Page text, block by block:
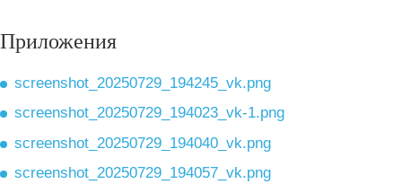
Приложения
screenshot_20250729_194245_vk.png
screenshot_20250729_194023_vk-1.png
screenshot_20250729_194040_vk.png
screenshot_20250729_194057_vk.png